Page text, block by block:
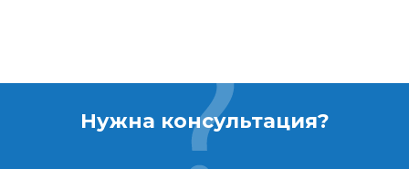
Нужна консультация?